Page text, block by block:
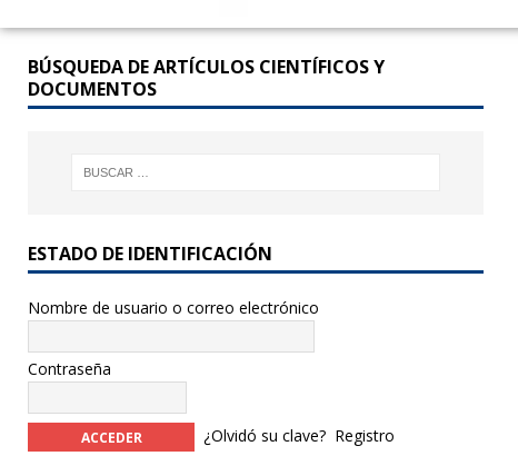
BÚSQUEDA DE ARTÍCULOS CIENTÍFICOS Y
DOCUMENTOS
ESTADO DE IDENTIFICACIÓN
Nombre de usuario o correo electrónico
Contraseña
¿Olvidó su clave? Registro